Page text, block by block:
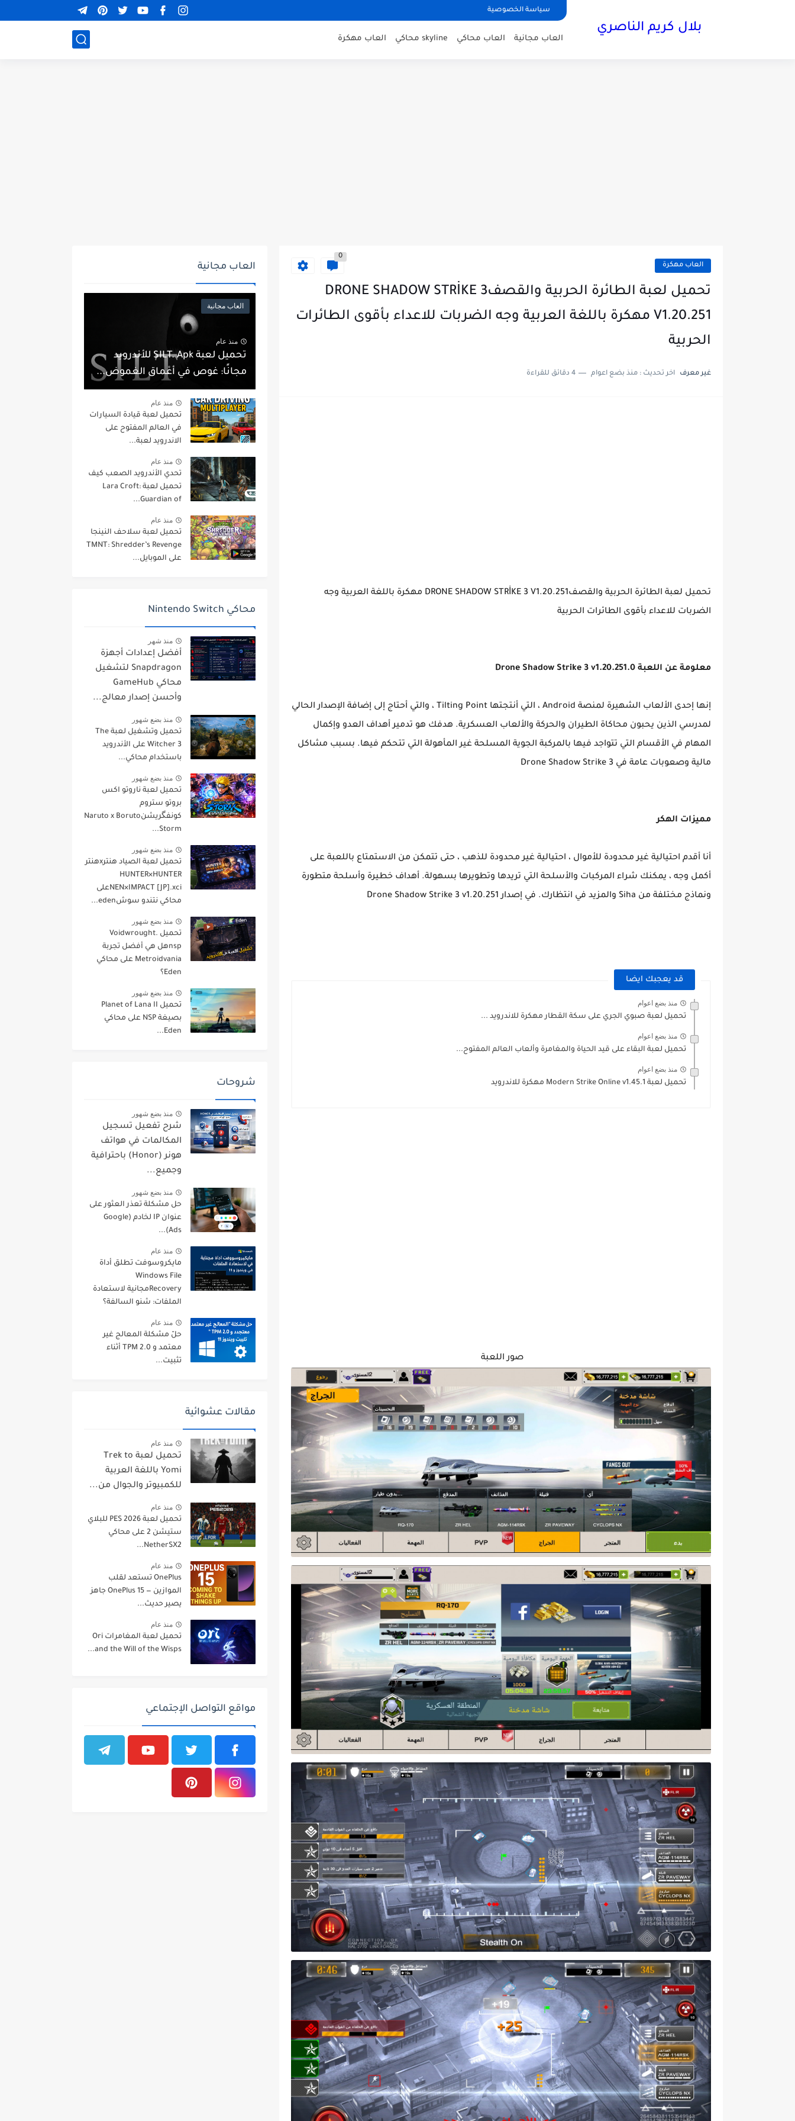
سياسة الخصوصية
بلال كريم الناصري
العاب مجانية العاب محاكي skyline محاكي العاب مهكرة
العاب مهكرة
0
تحميل لعبة الطائرة الحربية والقصفDRONE SHADOW STRİKE 3
V1.20.251 مهكرة باللغة العربية وجه الضربات للاعداء بأقوى الطائرات
الحربية
غير معرف اخر تحديث : منذ بضع اعوام 4 دقائق للقراءة
تحميل لعبة الطائرة الحربية والقصفDRONE SHADOW STRİKE 3 V1.20.251 مهكرة باللغة العربية وجه
الضربات للاعداء بأقوى الطائرات الحربية
معلومة عن اللعبة Drone Shadow Strike 3 v1.20.251.0
إنها إحدى الألعاب الشهيرة لمنصة Android ، التي أنتجتها Tilting Point ، والتي أحتاج إلى إضافة الإصدار الحالي
لمدرسي الذين يحبون محاكاة الطيران والحركة والألعاب العسكرية. هدفك هو تدمير أهداف العدو وإكمال
المهام في الأقسام التي تتواجد فيها بالمركبة الجوية المسلحة غير المأهولة التي تتحكم فيها. بسبب مشاكل
مالية وصعوبات عامة في Drone Shadow Strike 3
مميزات الهكر
أنا أقدم احتيالية غير محدودة للأموال ، احتيالية غير محدودة للذهب ، حتى تتمكن من الاستمتاع باللعبة على
أكمل وجه ، يمكنك شراء المركبات والأسلحة التي تريدها وتطويرها بسهولة. أهداف خطيرة وأسلحة متطورة
ونماذج مختلفة من Siha والمزيد في انتظارك. في إصدار Drone Shadow Strike 3 v1.20.251
قد يعجبك ايضا
منذ بضع اعوام
تحميل لعبة صبوي الجري على سكة القطار مهكرة للاندرويد ...
منذ بضع اعوام
تحميل لعبة البقاء على قيد الحياة والمغامرة وألعاب العالم المفتوح...
منذ بضع اعوام
تحميل لعبة Modern Strike Online v1.45.1 مهكرة للاندرويد
صور اللعبة
العاب مجانية
العاب مجانية
منذ عام
تحميل لعبة SILT. Apk للأندرويد
مجانًا: غوص في أعماق الغموض...
منذ عام
تحميل لعبة قيادة السيارات
في العالم المفتوح على
الاندرويد لعبة...
منذ عام
تحدي الأندرويد الصعب كيف
تحميل لعبة Lara Croft:
Guardian of...
منذ عام
تحميل لعبة سلاحف النينجا
TMNT: Shredder’s Revenge
على الموبايل...
محاكي Nintendo Switch
منذ شهر
أفضل إعدادات أجهزة
Snapdragon لتشغيل
محاكي GameHub
وأحسن إصدار معالج...
منذ بضع شهور
تحميل وتشغيل لعبة The
Witcher 3 على الأندرويد
باستخدام محاكي...
منذ بضع شهور
تحميل لعبة ناروتو اكس
بروتو ستروم
كونفگريشنNaruto x Boruto
Storm...
منذ بضع شهور
تحميل لعبة الصياد هنترxهنتر
HUNTER×HUNTER
NEN×IMPACT [JP].xciعلى
محاكي نتندو سوشeden...
منذ بضع شهور
تحميل Voidwrought.
nspهل هي أفضل تجربة
Metroidvania على محاكي
Eden؟
منذ بضع شهور
تحميل Planet of Lana II
بصيغة NSP على محاكي
Eden...
شروحات
منذ بضع شهور
شرح تفعيل تسجيل
المكالمات في هواتف
هونر (Honor) باحترافية
وجميع...
منذ بضع شهور
حل مشكلة تعذر العثور على
عنوان IP لخادم (Google
Ads)...
منذ عام
مايكروسوفت تطلق أداة
Windows File
Recoveryمجانية لاستعادة
الملفات: شنو السالفة؟
منذ عام
حلّ مشكلة المعالج غير
معتمد و TPM 2.0 أثناء
تثبيت...
مقالات عشوائية
منذ عام
تحميل لعبة Trek to
Yomi باللغة العربية
للكمبيوتر والجوال من...
منذ عام
تحميل لعبة PES 2026 للبلاي
ستيشن 2 على محاكي
NetherSX2...
منذ عام
OnePlus تستعد لقلب
الموازين — OnePlus 15 جاهز
يصير حديث...
منذ عام
تحميل لعبة المغامرات Ori
and the Will of the Wisps...
مواقع التواصل الإجتماعي